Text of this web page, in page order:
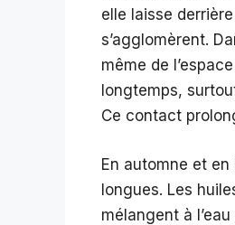
elle laisse
s’agglomèrent.
même de
longtemps,
Ce contact
En automne et
longues. Les
mélangent à